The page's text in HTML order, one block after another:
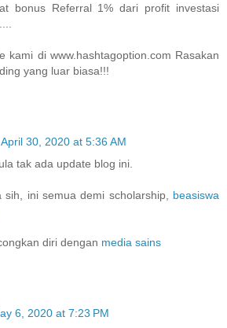
bonus Referral 1% dari profit investasi
kami di www.hashtagoption.com Rasakan
yang luar biasa!!!
April 30, 2020 at 5:36 AM
tak ada update blog ini.
sih, ini semua demi scholarship, beasiswa
diri dengan media sains
6, 2020 at 7:23 PM